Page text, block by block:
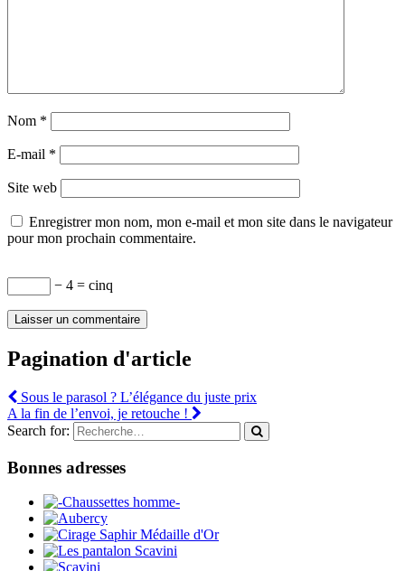
Nom *
E-mail *
Site web
Enregistrer mon nom, mon e-mail et mon site dans le navigateur
pour mon prochain commentaire.
− 4 = cinq
Pagination d'article
Sous le parasol ? L’élégance du juste prix
A la fin de l’envoi, je retouche !
Search for:
Bonnes adresses